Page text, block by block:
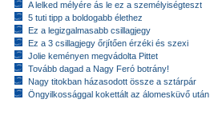
A lelked mélyére ás le ez a személyiségteszt
5 tuti tipp a boldogabb élethez
Ez a legizgalmasabb csillagjegy
Ez a 3 csillagjegy őrjítően érzéki és szexi
Jolie keményen megvádolta Pittet
Tovább dagad a Nagy Feró botrány!
Nagy titokban házasodott össze a sztárpár
Öngyilkossággal kokettált az álomesküvő után